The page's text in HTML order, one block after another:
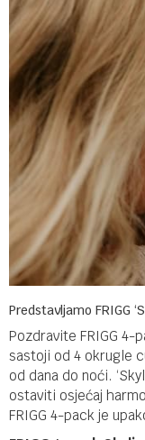
Predstavljamo FRIGG
Pozdravite FRIGG 4-
sastoji od 4 okrugle
od dana do noći.
ostaviti osjećaj
FRIGG 4-pack je